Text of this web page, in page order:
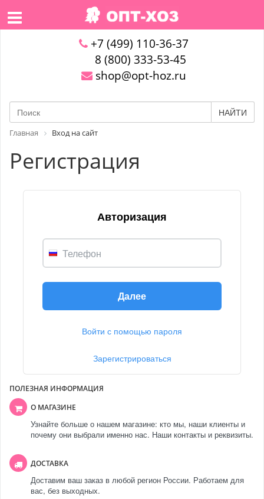
+7 (499) 110-36-37
8 (800) 333-53-45
shop@opt-hoz.ru
НАЙТИ
Главная Вход на сайт
Регистрация
Авторизация
Телефон
Далее
Войти с помощью пароля
Зарегистрироваться
ПОЛЕЗНАЯ ИНФОРМАЦИЯ
О МАГАЗИНЕ
Узнайте больше о нашем магазине: кто мы, наши клиенты и
почему они выбрали именно нас. Наши контакты и реквизиты.
ДОСТАВКА
Доставим ваш заказ в любой регион России. Работаем для
вас, без выходных.